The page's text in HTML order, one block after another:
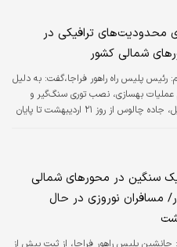
محدودیت‌های ترافیکی در
شمالی کشور
رئیس پلیس راه راهور فراجا،گفت: به دلیل
عملیات بهسازی، نصب توری سنگ‌گیر و
گاردریل، جاده چالوس از روز ۲۱ اردیبهشت تا پایان
سنگین در محورهای شمالی
مسافران نوروزی در حال
جانشین پلیس راهور فراجا، از ثبت بیش از